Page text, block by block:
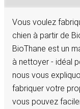
Vous voulez
chien à partir de
BioThane est un
à nettoyer - idéal
nous vous
fabriquer votre
vous pouvez